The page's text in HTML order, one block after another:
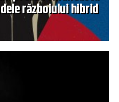
războiului hibrid